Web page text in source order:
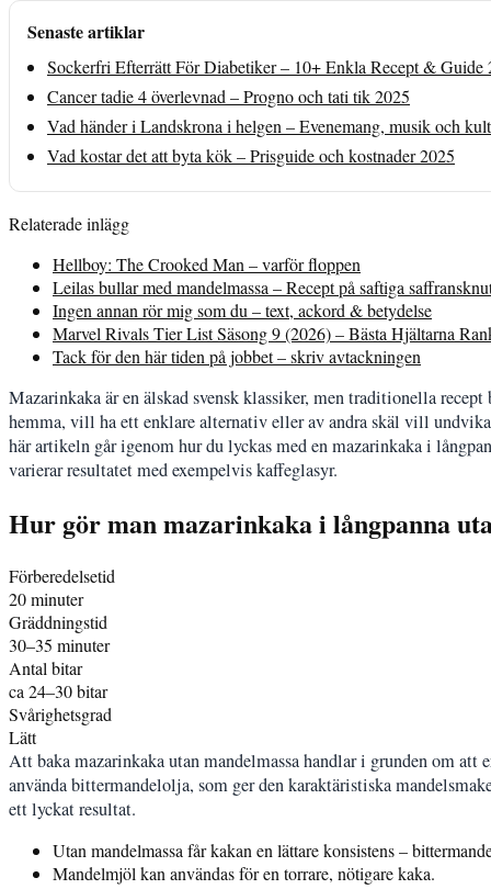
Senaste artiklar
Sockerfri Efterrätt För Diabetiker – 10+ Enkla Recept & Guide
Cancer tadie 4 överlevnad – Progno och tati tik 2025
Vad händer i Landskrona i helgen – Evenemang, musik och
Vad kostar det att byta kök – Prisguide och kostnader 2025
Relaterade inlägg
Hellboy: The Crooked Man – varför floppen
Leilas bullar med mandelmassa – Recept på saftiga
Ingen annan rör mig som du – text, ackord & betydelse
Marvel Rivals Tier List Säsong 9 (2026) – Bästa Hjältarna
Tack för den här tiden på jobbet – skriv avtackningen
Mazarinkaka är en älskad svensk klassiker, men traditionella
hemma, vill ha ett enklare alternativ eller av andra skäl vill
här artikeln går igenom hur du lyckas med en mazarinkaka i
varierar resultatet med exempelvis kaffeglasyr.
Hur gör man mazarinkaka i långpanna
Förberedelsetid
20 minuter
Gräddningstid
30–35 minuter
Antal bitar
ca 24–30 bitar
Svårighetsgrad
Lätt
Att baka mazarinkaka utan mandelmassa handlar i grunden om att
använda bittermandelolja, som ger den karaktäristiska
ett lyckat resultat.
Utan mandelmassa får kakan en lättare konsistens –
Mandelmjöl kan användas för en torrare, nötigare kaka.